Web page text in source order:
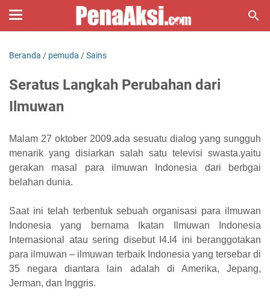
Beranda / pemuda /Sains
Seratus Langkah Perubahan dari
Ilmuwan
Malam 27 oktober 2009.ada sesuatu dialog yang sungguh
menarik yang disiarkan salah satu televisi swasta.yaitu
gerakan masal para ilmuwan Indonesia dari berbgai
belahan dunia.
Saat ini telah terbentuk sebuah organisasi para ilmuwan
Indonesia yang bernama Ikatan Ilmuwan Indonesia
Internasional atau sering disebut I4.I4 ini beranggotakan
para ilmuwan – ilmuwan terbaik Indonesia yang tersebar di
35 negara diantara lain adalah di Amerika, Jepang,
Jerman, dan Inggris.